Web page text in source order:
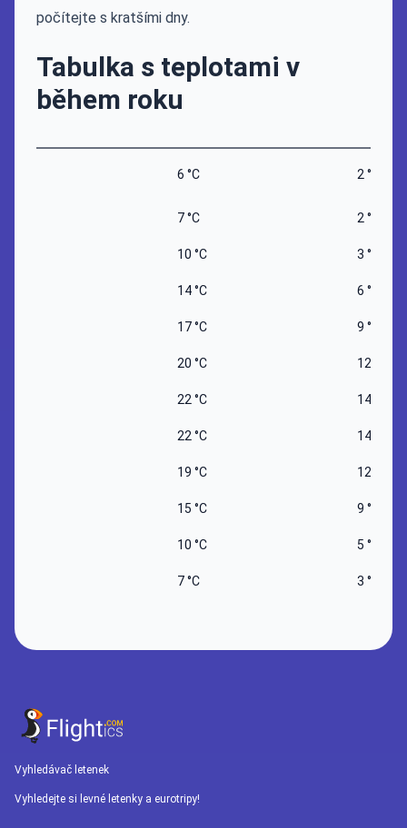
počítejte s kratšími dny.
Tabulka s teplotami v
během roku
6 °C 2 °C
7 °C 2 °C
10 °C 3 °C
14 °C 6 °C
17 °C 9 °C
20 °C 12 °C
22 °C 14 °C
22 °C 14 °C
19 °C 12 °C
15 °C 9 °C
10 °C 5 °C
7 °C 3 °C
Vyhledávač letenek
Vyhledejte si levné letenky a eurotripy!